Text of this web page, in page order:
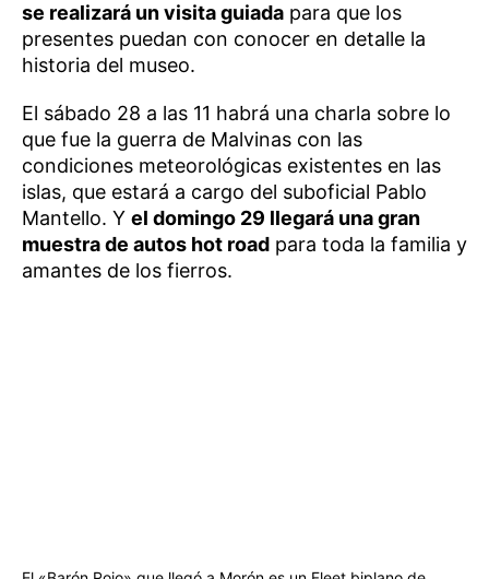
se realizará un visita guiada para que los
presentes puedan con conocer en detalle la
historia del museo.
El sábado 28 a las 11 habrá una charla sobre lo
que fue la guerra de Malvinas con las
condiciones meteorológicas existentes en las
islas, que estará a cargo del suboficial Pablo
Mantello. Y el domingo 29 llegará una gran
muestra de autos hot road para toda la familia y
amantes de los fierros.